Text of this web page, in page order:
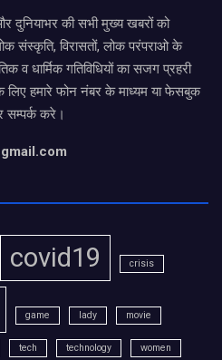
दुनियाभर की सभी मुख्य खबरों को
संस्कृति, विरासतों, लोक परंपराओ के
व धार्मिक गतिविधियों का सजग प्रहरी
हमारे फोन नंबर के माध्यम या फेसबुक
सम्पर्क करे।
covid19 crisis
game lady movie
tech technology women